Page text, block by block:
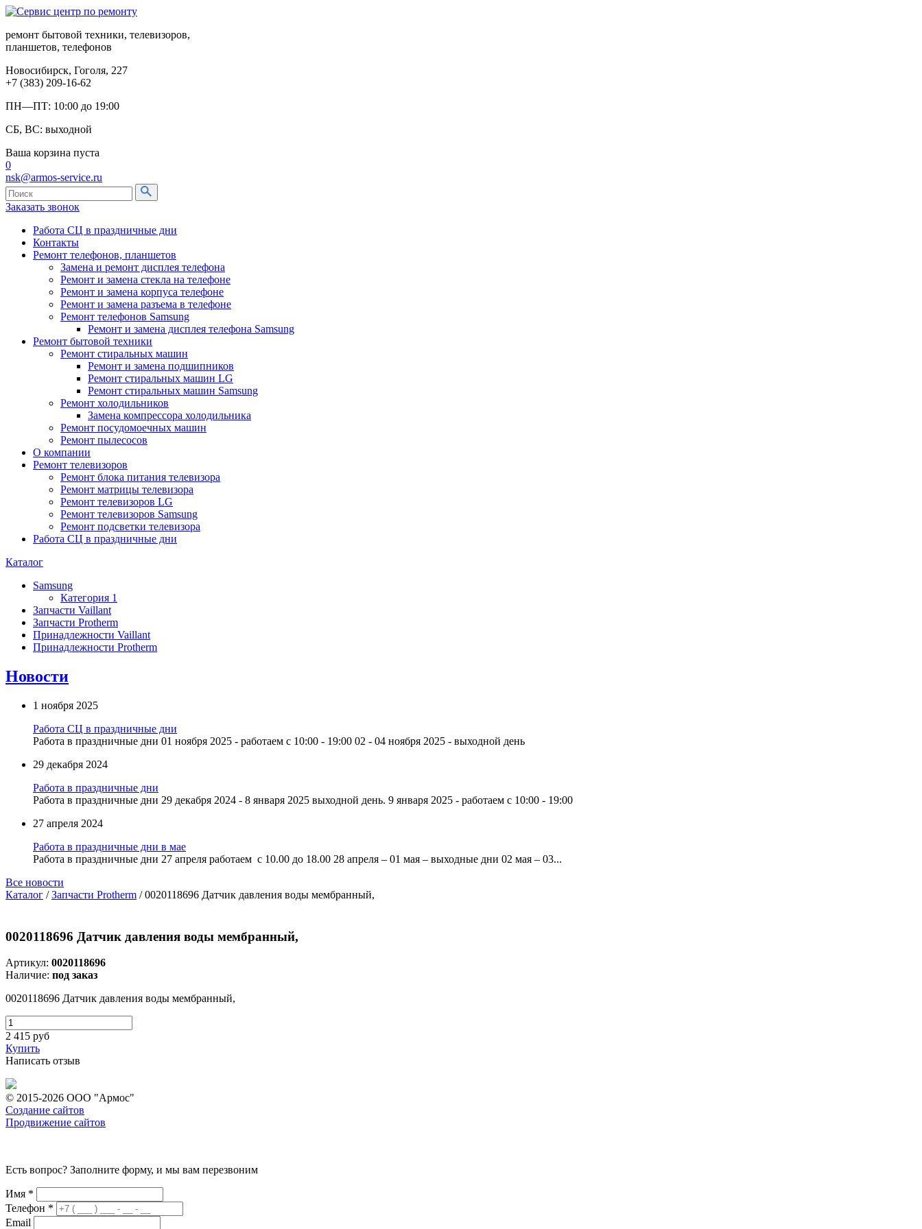
ремонт бытовой техники, телевизоров,
планшетов, телефонов
Новосибирск, Гоголя, 227
+7 (383) 209-16-62
ПН—ПТ: 10:00 до 19:00
СБ, ВС: выходной
Ваша корзина пуста
0
nsk@armos-service.ru
Заказать звонок
Работа СЦ в праздничные дни
Контакты
Ремонт телефонов, планшетов
Замена и ремонт дисплея телефона
Ремонт и замена стекла на телефоне
Ремонт и замена корпуса телефоне
Ремонт и замена разъема в телефоне
Ремонт телефонов Samsung
Ремонт и замена дисплея телефона Samsung
Ремонт бытовой техники
Ремонт стиральных машин
Ремонт и замена подшипников
Ремонт стиральных машин LG
Ремонт стиральных машин Samsung
Ремонт холодильников
Замена компрессора холодильника
Ремонт посудомоечных машин
Ремонт пылесосов
О компании
Ремонт телевизоров
Ремонт блока питания телевизора
Ремонт матрицы телевизора
Ремонт телевизоров LG
Ремонт телевизоров Samsung
Ремонт подсветки телевизора
Работа СЦ в праздничные дни
Каталог
Samsung
Категория 1
Запчасти Vaillant
Запчасти Protherm
Принадлежности Vaillant
Принадлежности Protherm
Новости
1 ноября 2025
Работа СЦ в праздничные дни
Работа в праздничные дни 01 ноября 2025 - работаем с 10:00 - 19:00 02 - 04 ноября 2025 - выходной день
29 декабря 2024
Работа в праздничные дни
Работа в праздничные дни 29 декабря 2024 - 8 января 2025 выходной день. 9 января 2025 - работаем с 10:00 - 19:00
27 апреля 2024
Работа в праздничные дни в мае
Работа в праздничные дни 27 апреля работаем с 10.00 до 18.00 28 апреля – 01 мая – выходные дни 02 мая – 03...
Все новости
Каталог /Запчасти Protherm / 0020118696 Датчик давления воды мембранный,
0020118696 Датчик давления воды мембранный,
Артикул: 0020118696
Наличие: под заказ
0020118696 Датчик давления воды мембранный,
2 415 руб
Купить
Написать отзыв
© 2015-2026 ООО "Армос"
Создание сайтов
Продвижение сайтов
Есть вопрос? Заполните форму, и мы вам перезвоним
Имя *
Телефон *
Email